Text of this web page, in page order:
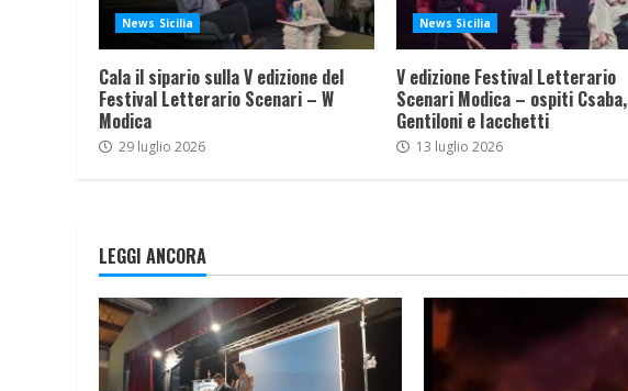
News Sicilia
Cala il sipario sulla V edizione del
Festival Letterario Scenari – W
Modica
29 luglio 2026
News Sicilia
V edizione Festival Letterario
Scenari Modica – ospiti Csaba,
Gentiloni e Iacchetti
13 luglio 2026
LEGGI ANCORA